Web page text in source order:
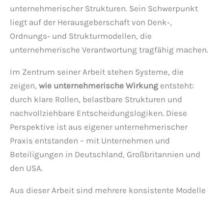
unternehmerischer Strukturen. Sein Schwerpunkt
liegt auf der Herausgeberschaft von Denk‑,
Ordnungs‑ und Strukturmodellen, die
unternehmerische Verantwortung tragfähig machen.
Im Zentrum seiner Arbeit stehen Systeme, die
zeigen, wie unternehmerische Wirkung entsteht:
durch klare Rollen, belastbare Strukturen und
nachvollziehbare Entscheidungslogiken. Diese
Perspektive ist aus eigener unternehmerischer
Praxis entstanden – mit Unternehmen und
Beteiligungen in Deutschland, Großbritannien und
den USA.
Aus dieser Arbeit sind mehrere konsistente Modelle